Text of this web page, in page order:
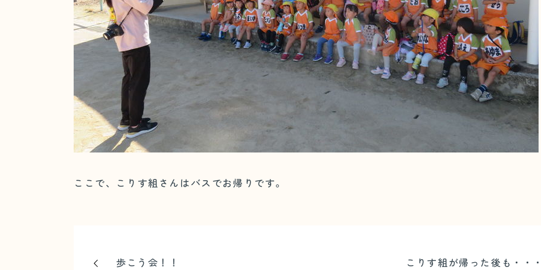
ここで、こりす組さんはバスでお帰りです。
歩こう会！！ こりす組が帰った後も・・